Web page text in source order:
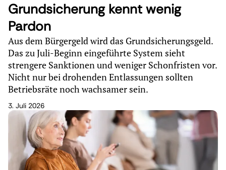
Grundsicherung kennt wenig
Pardon
Aus dem Bürgergeld wird das Grundsicherungsgeld.
Das zu Juli-Beginn eingeführte System sieht
strengere Sanktionen und weniger Schonfristen vor.
Nicht nur bei drohenden Entlassungen sollten
Betriebsräte noch wachsamer sein.
3. Juli 2026